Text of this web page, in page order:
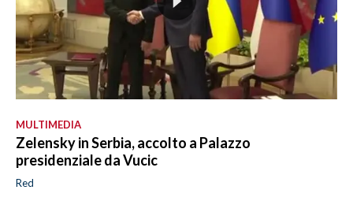
MULTIMEDIA
Zelensky in Serbia, accolto a Palazzo
presidenziale da Vucic
Red